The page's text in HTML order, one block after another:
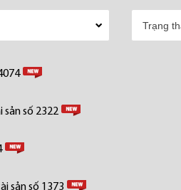
số 2322
sản số 1373